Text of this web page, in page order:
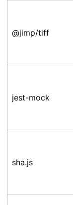
@jimp/tiff
jest-mock
sha.js